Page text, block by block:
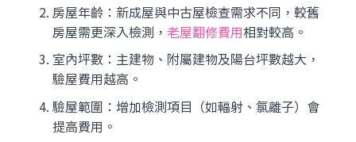
房屋年齡：新成屋與中古屋檢查需求不同，較舊
房屋需更深入檢測， 老屋翻修費用相對較高。
室內坪數：主建物、附屬建物及陽台坪數越大，
驗屋費用越高。
驗屋範圍：增加檢測項目（如輻射、氯離子）會
提高費用。